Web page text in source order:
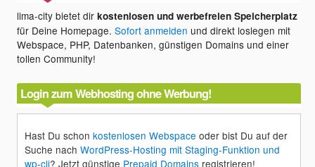
lima-city bietet dirkostenlosen und werbefreien Speicherplatz
für Deine Homepage.Sofort anmelden und direkt loslegen mit
Webspace, PHP, Datenbanken, günstigen Domains und einer
tollen Community!
Login zum Webhosting ohne Werbung!
Hast Du schonkostenlosen Webspace oder bist Du auf der
Suche nachWordPress-Hosting mit Staging-Funktion und
wp-cli? Jetzt günstige Prepaid Domains registrieren!